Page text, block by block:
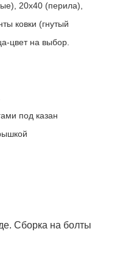
20х40 (перила),
ковки (гнутый
цвет на выбор.
под казан
Сборка на болты